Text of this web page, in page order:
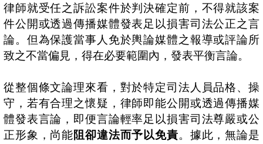
律師就受任之訴訟案件於判決確定前，不得就該案
件公開或透過傳播媒體發表足以損害司法公正之言
論。但為保護當事人免於輿論媒體之報導或評論所
致之不當偏見，得在必要範圍內，發表平衡言論。
從整個條文論理來看，對於特定司法人員品格、操
守，若有合理之懷疑，律師即能公開或透過傳播媒
體發表言論，即便言論輕率足以損害司法尊嚴或公
正形象，尚能阻卻違法而予以免責。據此，無論是